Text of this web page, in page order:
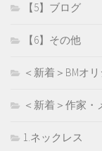
【5】ブログ
【6】その他
＜新着＞BMオ
＜新着＞作家・
1.ネックレス